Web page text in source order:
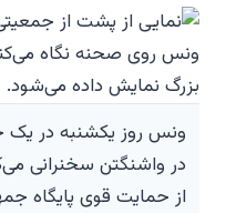
ونس روز یکشنبه در
در واشنگتن سخنرانی
از حمایت قوی پایگاه